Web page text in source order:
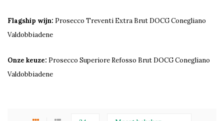
Flagship wijn: Prosecco Treventi Extra Brut DOCG Conegliano
Valdobbiadene
Onze keuze: Prosecco Superiore Refosso Brut DOCG Conegliano
Valdobbiadene